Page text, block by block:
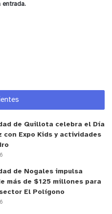
entrada.
de Quillota celebra el Día
con Expo Kids y actividades
de Nogales impulsa
más de $125 millones para
El Polígono